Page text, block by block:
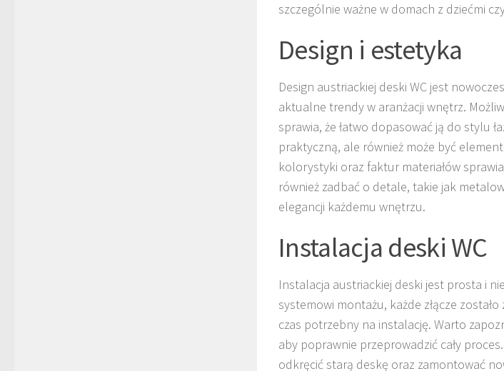
szczególnie ważne w domach z dziećmi
Design i estetyka
Design austriackiej deski WC jest
aktualne trendy w aranżacji wnętrz.
sprawia, że łatwo dopasować ją do stylu
praktyczną, ale również może być
kolorystyki oraz faktur materiałów
również zadbać o detale, takie jak
elegancji każdemu wnętrzu.
Instalacja deski WC
Instalacja austriackiej deski jest prosta i
systemowi montażu, każde złącze
czas potrzebny na instalację. Warto
aby poprawnie przeprowadzić cały
odkręcić starą deskę oraz zamontować